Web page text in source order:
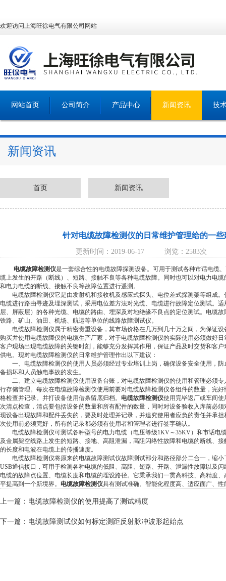
欢迎访问上海旺徐电气有限公司网站
网站首页 公司简介 产品中心 新闻资讯 技
新闻资讯
首页 新闻资讯
针对电缆故障检测仪的日常维护管理给的一些
更新时间：2019-06-17 浏览：2583次
电缆故障检测仪是一套综合性的电缆故障探测设备。可用于测试各种市话电缆
缆上发生的开路（断线）、短路、接触不良等各种电缆故障。同时也可以对电力电
和电力电缆的断线、接触不良等故障位置进行遥测。
电缆故障检测仪它是由发射机和接收机及感应式探头、电位差式探测架等组成。
电缆进行路由寻迹及埋深测试，采用电位差方法对光缆、电缆进行故障定位测试。
层、屏蔽层）的各种光缆、电缆的路由、埋深及对地绝缘不良点的定位测试。电缆
铁路、矿山、油田、机场、航运等单位的线路故障测试仪。
电缆故障检测仪属于精密贵重设备，其市场价格在几万到几十万之间，为保证设
购买并使用电缆故障仪的电缆生产厂家，对于电缆故障检测仪的实际使用必须做好
客户现场出现电缆故障的关键时刻，能够充分发挥其作用，保证产品及时交货和客
供电。现对电缆故障检测仪的日常维护管理作出以下建议：
一、电缆故障检测仪的使用人员必须经过专业培训上岗，确保设备安全使用，防
备损坏和人员触电事故的发生。
二、建立电缆故障检测仪使用设备台账，对电缆故障检测仪的使用和管理必须专
行存储管理。每次在电缆故障检测仪使用前要对电缆故障检测仪各组件的数量，完
格检查并记录。并打设备使用借条留底归档。 电缆故障检测仪使用完毕返厂或车间
次清点检查，清点要包括设备的数量和所有配件的数量，同时对设备验收入库前必
现设备出现故障和配件丢失的，要及时处理并记录，并追究使用者应负的责任并承
次使用前必须完好，所有的记录都必须有使用者和管理者进行签字确认。
电缆故障检测仪可测试各种型号的电力电缆（电压等级1KV～35KV）和市话电
及金属架空线路上发生的短路、接地、高阻泄漏，高阻闪络性故障和电缆的断线、
的长度和电波在电缆上的传播速度。
电缆故障检测仪将原来的电缆故障测试仪故障测试部分和路径部分二合一，缩小
USB通信接口，可用于检测各种电缆的低阻、高阻、短路、开路、泄漏性故障以及
电缆的故障点位置、电缆长度和电缆的埋设路径。它秉承我们一贯高科技、高精度
平提高到一个新境界。 电缆故障检测仪具有测试准确、智能化程度高、适应面广、
上一篇： 电缆故障检测仪的使用提高了测试精度
下一篇： 电缆故障测试仪如何标定测距反射脉冲波形起始点